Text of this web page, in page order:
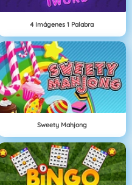
4 Imágenes 1 Palabra
Sweety Mahjong